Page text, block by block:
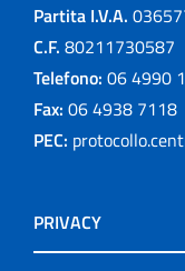
Partita I.V.A.
C.F. 80211730587
Telefono: 06 4990 1
Fax: 06 4938 7118
PEC:
PRIVACY